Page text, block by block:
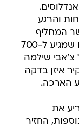
והרגע
המחליף
סרחיו בוסקטס הפך לשלישי אי פעם שמגיע ל-700
צ'אבי שילמה
איזן בדקה
את
30 הדקות הנוספות, החזיר